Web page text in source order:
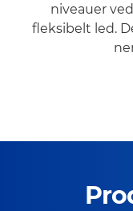
niveauer
fleksibelt led.